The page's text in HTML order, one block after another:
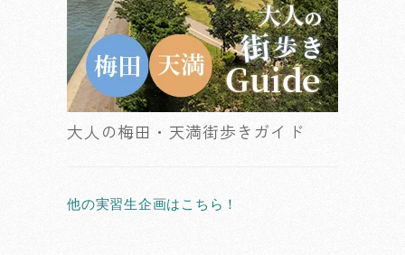
大人の梅田・天満街歩きガイド
他の実習生企画はこちら！